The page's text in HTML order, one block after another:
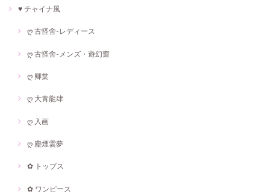
♥ チャイナ風
ღ 古怪舍-レディース
ღ 古怪舍-メンズ・遊幻齋
ღ 卿棠
ღ 大青龍肆
ღ 入画
ღ 塵煙雲夢
✿ トップス
✿ ワンピース